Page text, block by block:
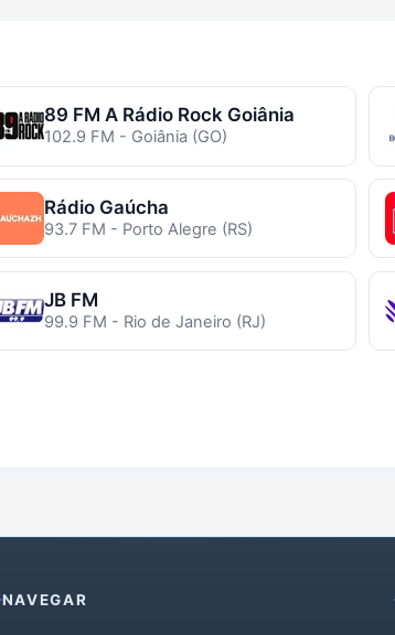
89 FM A Rádio Rock Goiânia
102.9 FM - Goiânia (GO)
Rádio Gaúcha
93.7 FM - Porto Alegre (RS)
JB FM
99.9 FM - Rio de Janeiro (RJ)
NAVEGAR